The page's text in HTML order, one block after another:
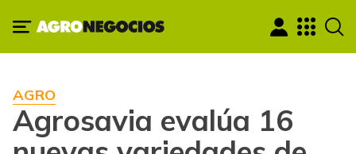
AGRO
Agrosavia evalúa 16